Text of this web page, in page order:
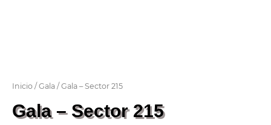
Inicio /Gala / Gala – Sector 215
Gala – Sector 215